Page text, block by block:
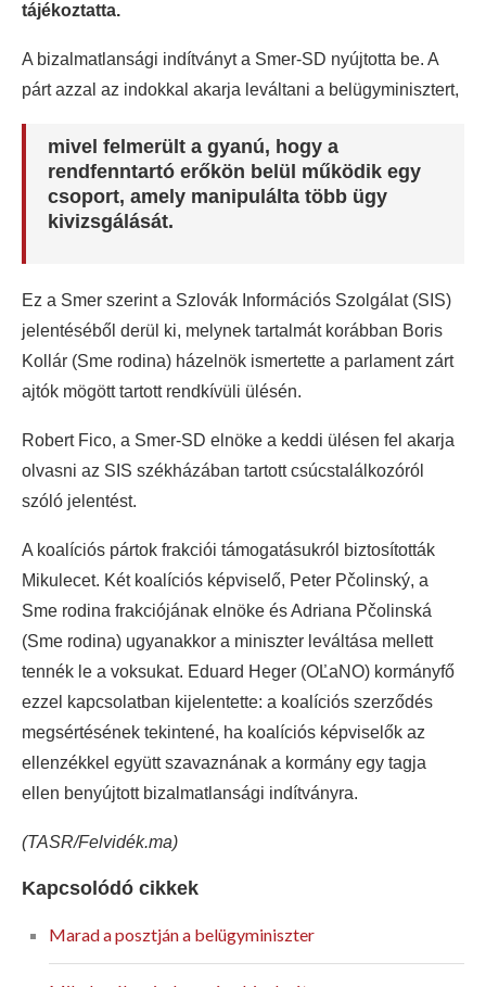
tájékoztatta.
A bizalmatlansági indítványt a Smer-SD nyújtotta be. A
párt azzal az indokkal akarja leváltani a belügyminisztert,
mivel felmerült a gyanú, hogy a
rendfenntartó erőkön belül működik egy
csoport, amely manipulálta több ügy
kivizsgálását.
Ez a Smer szerint a Szlovák Információs Szolgálat (SIS)
jelentéséből derül ki, melynek tartalmát korábban Boris
Kollár (Sme rodina) házelnök ismertette a parlament zárt
ajtók mögött tartott rendkívüli ülésén.
Robert Fico, a Smer-SD elnöke a keddi ülésen fel akarja
olvasni az SIS székházában tartott csúcstalálkozóról
szóló jelentést.
A koalíciós pártok frakciói támogatásukról biztosították
Mikulecet. Két koalíciós képviselő, Peter Pčolinský, a
Sme rodina frakciójának elnöke és Adriana Pčolinská
(Sme rodina) ugyanakkor a miniszter leváltása mellett
tennék le a voksukat. Eduard Heger (OĽaNO) kormányfő
ezzel kapcsolatban kijelentette: a koalíciós szerződés
megsértésének tekintené, ha koalíciós képviselők az
ellenzékkel együtt szavaznának a kormány egy tagja
ellen benyújtott bizalmatlansági indítványra.
(TASR/Felvidék.ma)
Kapcsolódó cikkek
Marad a posztján a belügyminiszter